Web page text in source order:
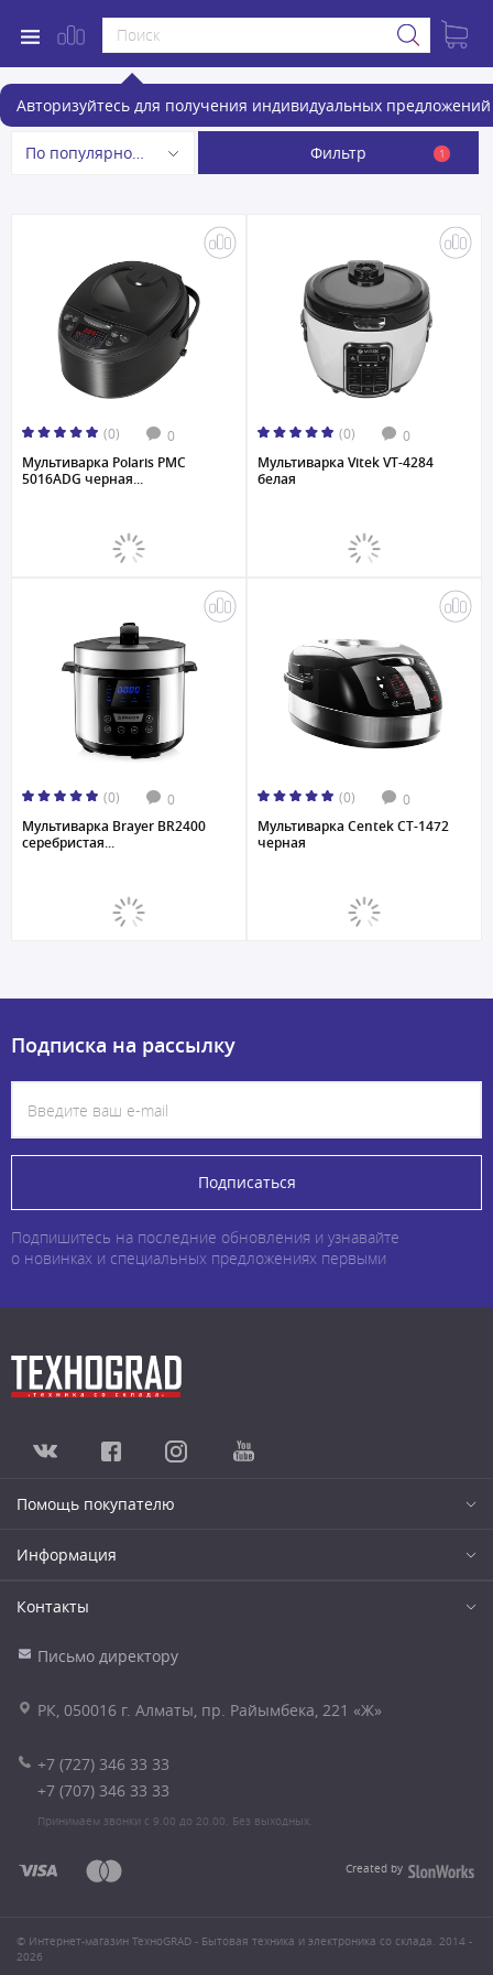
Авторизуйтесь для получения индивидуальных предложений
Мультиварки
По популярности Фильтр 1
(0) 0
Мультиварка Polaris PMC
5016ADG черная...
(0) 0
Мультиварка Vitek VT-4284
белая
(0) 0
Мультиваркa Brayer BR2400
серебристая...
(0) 0
Мультиварка Centek CT-1472
черная
Подписка на рассылку
Подписаться
Подпишитесь на последние обновления и узнавайте
о новинках и специальных предложениях первыми
Помощь покупателю
Информация
Контакты
Письмо директору
РК, 050016 г. Алматы, пр. Райымбека, 221 «Ж»
+7 (727) 346 33 33
+7 (707) 346 33 33
Принимаем звонки с 9.00 до 20.00. Без выходных.
Created by
© Интернет-магазин ТехноGRAD - Бытовая техника и электроника со склада. 2014 -
2026